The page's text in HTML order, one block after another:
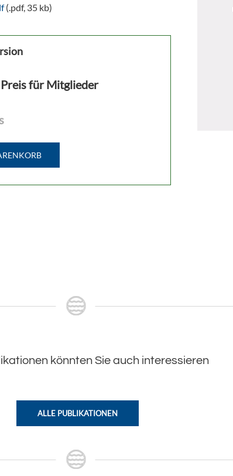
(.pdf, 35 kb)
für Mitglieder
könnten Sie auch interessieren
ALLE PUBLIKATIONEN